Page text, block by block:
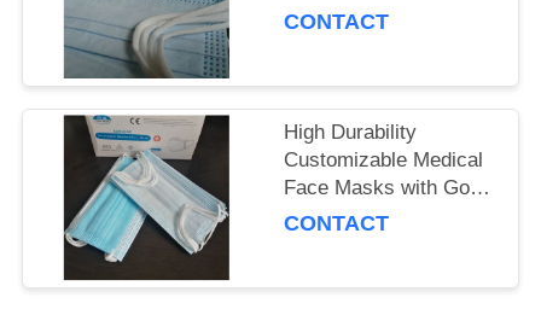
Adults, Polypropylene
CONTACT
High Durability
Customizable Medical
Face Masks with Good
Breathability
CONTACT